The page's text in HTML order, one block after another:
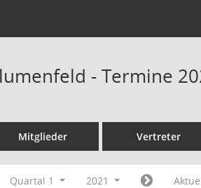
- Termine
Mitglieder Vertreter
Quartal 1 2021